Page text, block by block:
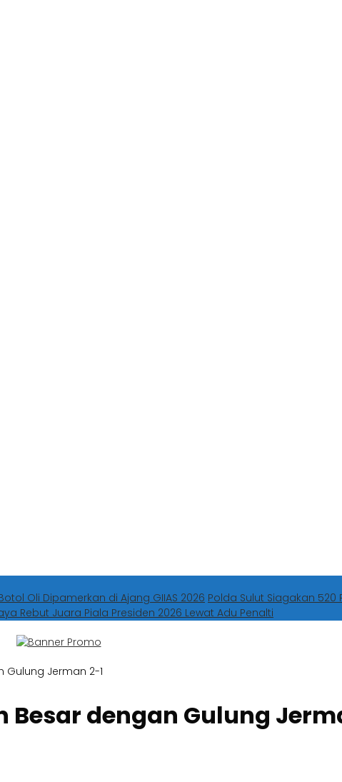
Oli Dipamerkan di Ajang GIIAS 2026 Polda Sulut Siagakan 520
Rebut Juara Piala Presiden 2026 Lewat Adu Penalti
Gulung Jerman 2-1
dengan Gulung